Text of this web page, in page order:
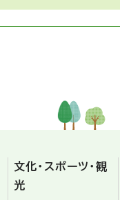
文化・スポーツ・観
光